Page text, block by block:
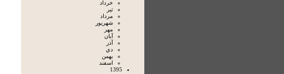
خرداد
تير
مرداد
شهريور
مهر
آبان
آذر
دي
بهمن
اسفند
1395